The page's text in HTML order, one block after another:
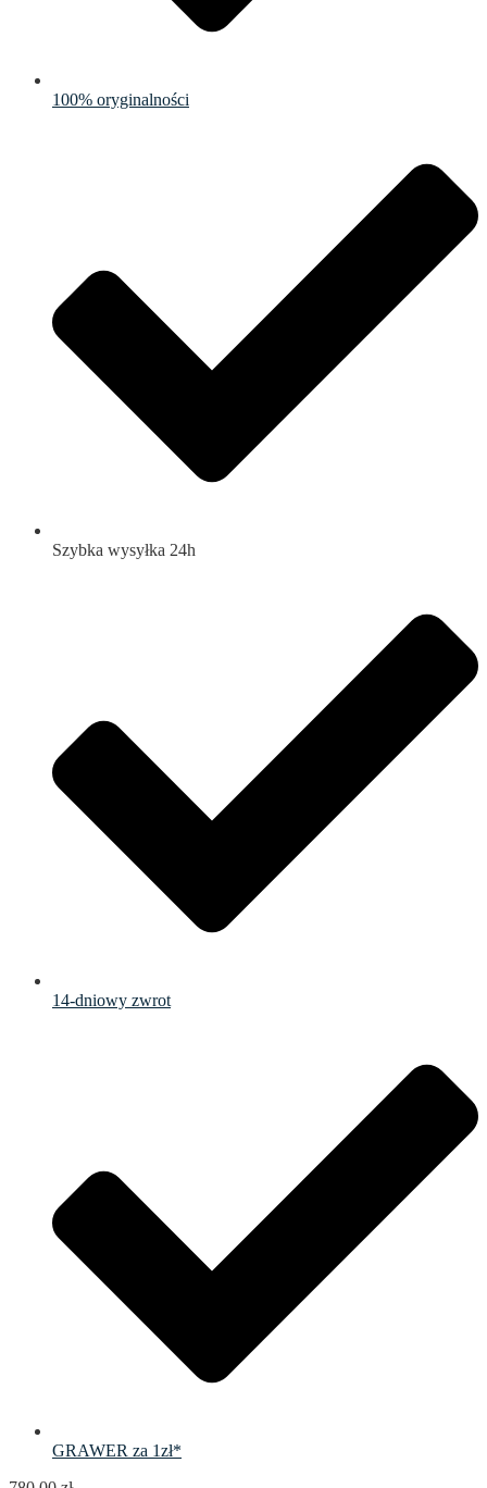
100% oryginalności
Szybka wysyłka 24h
14-dniowy zwrot
GRAWER za 1zł*